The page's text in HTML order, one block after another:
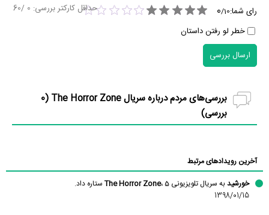
رای شما: 0/10
خطر لو رفتن داستان
حداقل کارکتر بررسی: 0
/60
ارسال بررسی
بررسی‌های مردم درباره سریال The Horror Zone (
0
بررسی)
آخرین رویدادهای مرتبط
خورشیدبه سریال تلویزیونی The Horror Zone، 5 ستاره داد.
1398/01/15